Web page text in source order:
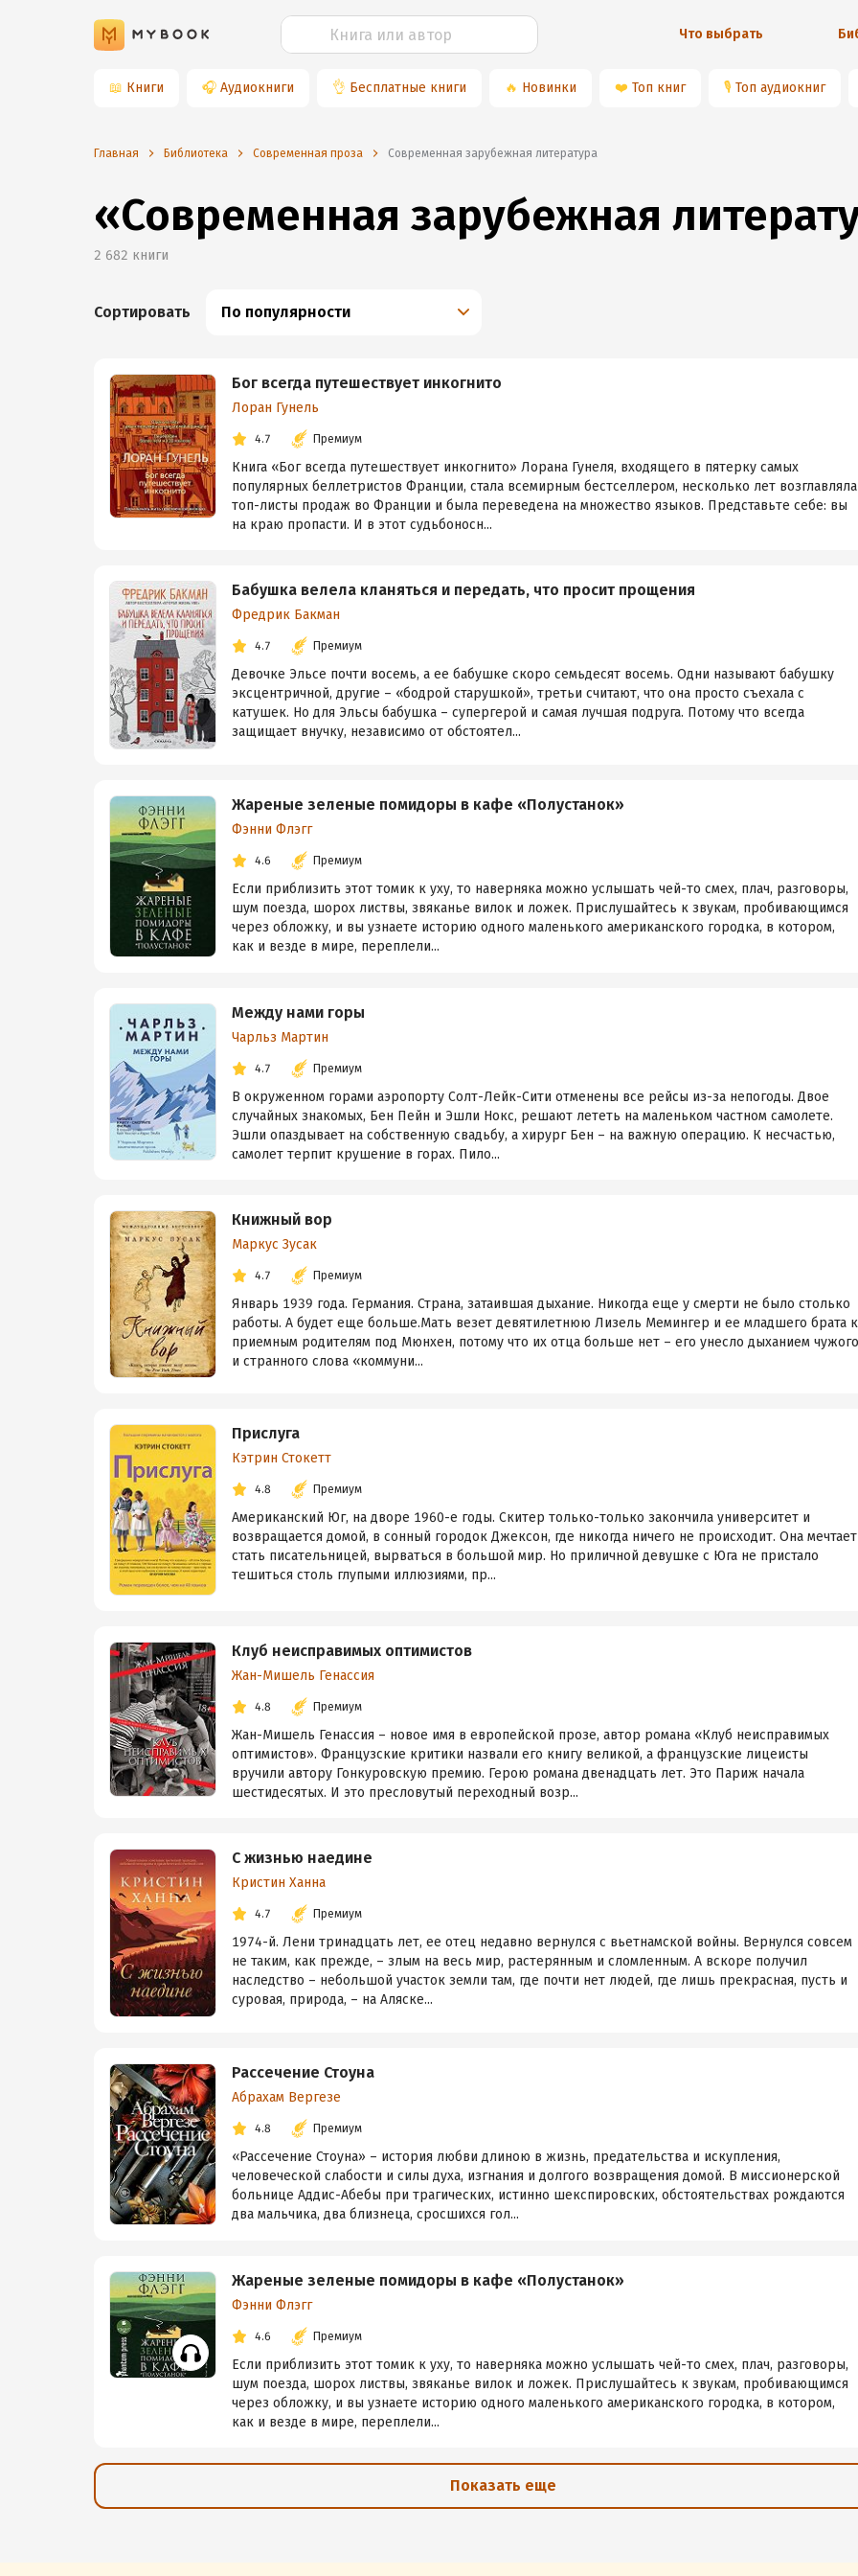
Что выбрать
📖 Книги 🎧 Аудиокниги 👌 Бесплатные книги 🔥 Новинки ❤️ Топ книг 🎙 Топ аудиокниг
Главная Библиотека Современная проза Современная зарубежная литература
«Современная зарубежная
2 682 книги
Сортировать По популярности
Бог всегда путешествует инкогнито
Лоран Гунель
4.7 Премиум
Книга «Бог всегда путешествует инкогнито» Лорана Гунеля, входящего в пятерку самых
популярных беллетристов Франции, стала всемирным бестселлером, несколько лет возглавляла
топ-листы продаж во Франции и была переведена на множество языков. Представьте себе: вы
на краю пропасти. И в этот судьбоносн...
Бабушка велела кланяться и передать, что просит прощения
Фредрик Бакман
4.7 Премиум
Девочке Эльсе почти восемь, а ее бабушке скоро семьдесят восемь. Одни называют бабушку
эксцентричной, другие – «бодрой старушкой», третьи считают, что она просто съехала с
катушек. Но для Эльсы бабушка – супергерой и самая лучшая подруга. Потому что всегда
защищает внучку, независимо от обстоятел...
Жареные зеленые помидоры в кафе «Полустанок»
Фэнни Флэгг
4.6 Премиум
Если приблизить этот томик к уху, то наверняка можно услышать чей-то смех, плач, разговоры,
шум поезда, шорох листвы, звяканье вилок и ложек. Прислушайтесь к звукам, пробивающимся
через обложку, и вы узнаете историю одного маленького американского городка, в котором,
как и везде в мире, переплели...
Между нами горы
Чарльз Мартин
4.7 Премиум
В окруженном горами аэропорту Солт-Лейк-Сити отменены все рейсы из-за непогоды. Двое
случайных знакомых, Бен Пейн и Эшли Нокс, решают лететь на маленьком частном самолете.
Эшли опаздывает на собственную свадьбу, а хирург Бен – на важную операцию. К несчастью,
самолет терпит крушение в горах. Пило...
Книжный вор
Маркус Зусак
4.7 Премиум
Январь 1939 года. Германия. Страна, затаившая дыхание. Никогда еще у смерти не было столько
работы. А будет еще больше.Мать везет девятилетнюю Лизель Мемингер и ее младшего брата к
приемным родителям под Мюнхен, потому что их отца больше нет – его унесло дыханием чужого
и странного слова «коммуни...
Прислуга
Кэтрин Стокетт
4.8 Премиум
Американский Юг, на дворе 1960-е годы. Скитер только-только закончила университет и
возвращается домой, в сонный городок Джексон, где никогда ничего не происходит. Она мечтает
стать писательницей, вырваться в большой мир. Но приличной девушке с Юга не пристало
тешиться столь глупыми иллюзиями, пр...
Клуб неисправимых оптимистов
Жан-Мишель Генассия
4.8 Премиум
Жан-Мишель Генассия – новое имя в европейской прозе, автор романа «Клуб неисправимых
оптимистов». Французские критики назвали его книгу великой, а французские лицеисты
вручили автору Гонкуровскую премию. Герою романа двенадцать лет. Это Париж начала
шестидесятых. И это пресловутый переходный возр...
С жизнью наедине
Кристин Ханна
4.7 Премиум
1974-й. Лени тринадцать лет, ее отец недавно вернулся с вьетнамской войны. Вернулся совсем
не таким, как прежде, – злым на весь мир, растерянным и сломленным. А вскоре получил
наследство – небольшой участок земли там, где почти нет людей, где лишь прекрасная, пусть и
суровая, природа, – на Аляске...
Рассечение Стоуна
Абрахам Вергезе
4.8 Премиум
«Рассечение Стоуна» – история любви длиною в жизнь, предательства и искупления,
человеческой слабости и силы духа, изгнания и долгого возвращения домой. В миссионерской
больнице Аддис-Абебы при трагических, истинно шекспировских, обстоятельствах рождаются
два мальчика, два близнеца, сросшихся гол...
Жареные зеленые помидоры в кафе «Полустанок»
Фэнни Флэгг
4.6 Премиум
Если приблизить этот томик к уху, то наверняка можно услышать чей-то смех, плач, разговоры,
шум поезда, шорох листвы, звяканье вилок и ложек. Прислушайтесь к звукам, пробивающимся
через обложку, и вы узнаете историю одного маленького американского городка, в котором,
как и везде в мире, переплели...
Показать еще